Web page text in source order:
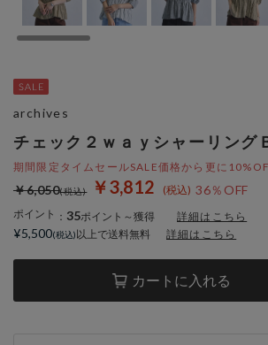
チェック２ｗａｙシャーリング
期間限定タイムセールSALE価格から更に
￥3,812 36％OFF
￥6,050
ポイント ： 35ポイント～獲得 詳細はこちら
カートに入れる
archives
¥5,500 以上で送料無料 詳細はこちら